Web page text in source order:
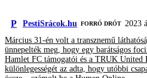
P PestiSrácok.hu FORRÓ DRÓT
2023
Március 31-én volt a transznemű
ünnepelték meg, hogy egy barátságos
Hamlet FC támogatói és a TRUK United
különlegességét az adta, hogy utóbbi